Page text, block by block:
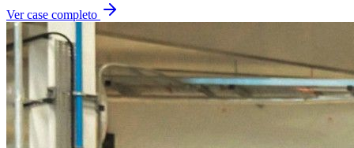
Ver case completo